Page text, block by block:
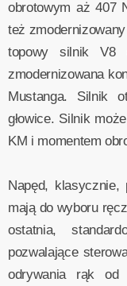
obrotowym aż 407
też
topowy silnik V8
zmodernizowana
Mustanga. Silnik
głowice. Silnik
KM i momentem
Napęd,
mają do wyboru
ostatnia,
pozwalające
odrywania rąk od